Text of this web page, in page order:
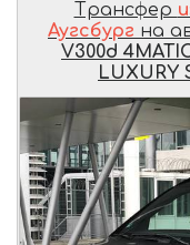
Трансфер
Аугсбург на
V300d
LUXURY